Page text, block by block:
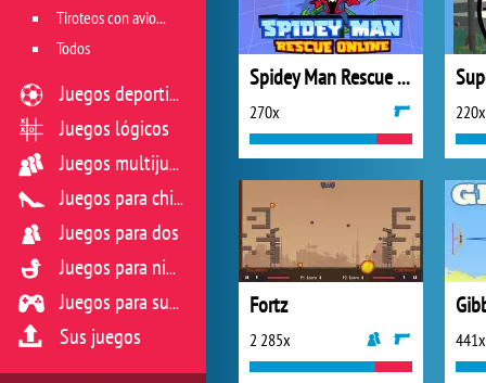
Spidey Man Rescue Online
270x 220x
Fortz
2 285x 441x
Tiroteos con aviones
Todos
Juegos deportivos
Juegos lógicos
Juegos multijugador
Juegos para chicas
Juegos para dos
Juegos para niños
Juegos para sus reflejos
Sus juegos